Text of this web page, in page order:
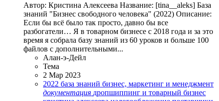
Автор: Кристина Алексеева Название: [tina__aleks] База
знаний "Бизнес свободного человека" (2022) Описание:
Если бы всё было так просто, давно бы все
разбогатели… Я в товарном бизнесе с 2018 года и за это
время я собрала базу знаний из 60 уроков и больше 100
файлов с дополнительными...
Алан-э-Дейл
Тема
2 Мар 2023
2022 база знаний бизнес, маркетинг и менеджмент
документация дропшиппинг и товарный бизнес